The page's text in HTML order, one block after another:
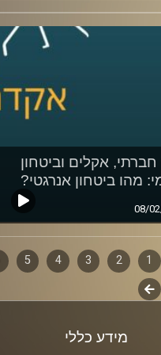
אקלים וביטחון
מהו ביטחון אנרגטי?
08/
1
2
3
4
5
לשלב
מידע כללי